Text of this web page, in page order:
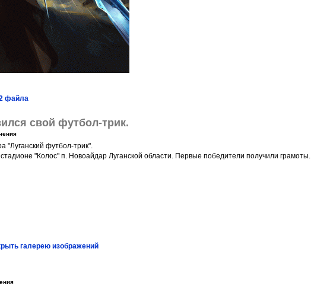
файла
свой футбол-трик.
"Луганский футбол-трик".
"Колос" п. Новоайдар Луганской области. Первые победители получили грамоты.
галерею изображений